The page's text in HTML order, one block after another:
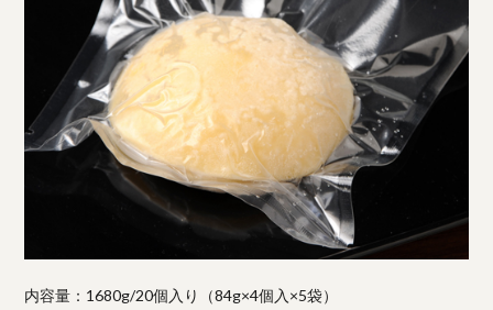
内容量：1680g/20個入り（84g×4個入×5袋）